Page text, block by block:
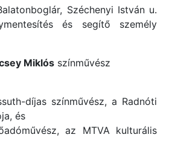
Széchenyi István u.
és segítő személy
Miklós színművész
díjas színművész, a Radnóti
és
az MTVA kulturális